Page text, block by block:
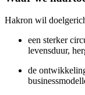
Hakron wil
een sterker
levensduur,
de